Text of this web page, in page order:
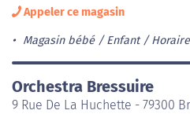
Appeler ce magasin
Magasin bébé / Enfant
Orchestra Bressuire
9 Rue De La Huchette - 79300